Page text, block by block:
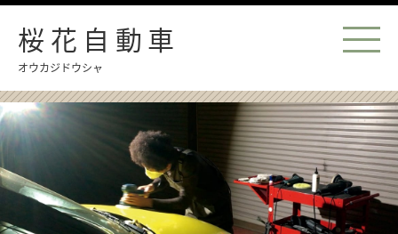
桜花自動車
オウカジドウシャ